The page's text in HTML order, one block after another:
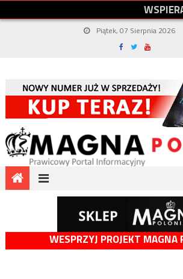
WSPIER
Piątek, 07 Sierpnia 2026
WESPRZYJ PROJEKT MAGNA